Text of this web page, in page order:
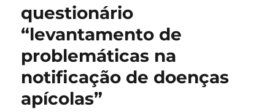
técnico
apiário:
2ª
sessão
questionário
“levantamento de
problemáticas na
notificação de doenças
apícolas”